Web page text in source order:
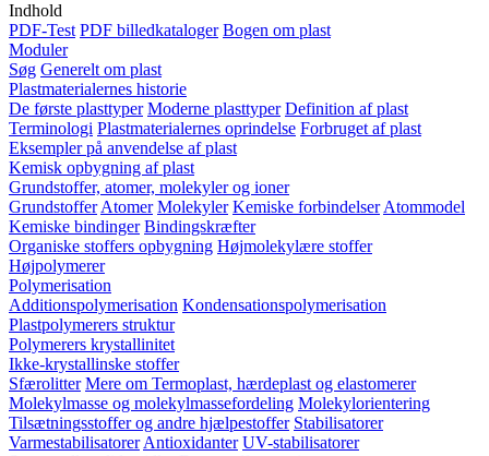
Indhold
PDF-Test PDF billedkataloger Bogen om plast
Moduler
Søg Generelt om plast
Plastmaterialernes historie
De første plasttyper Moderne plasttyper Definition af plast
Terminologi Plastmaterialernes oprindelse Forbruget af plast
Eksempler på anvendelse af plast
Kemisk opbygning af plast
Grundstoffer, atomer, molekyler og ioner
Grundstoffer Atomer Molekyler Kemiske forbindelser Atommodel
Kemiske bindinger Bindingskræfter
Organiske stoffers opbygning Højmolekylære stoffer
Højpolymerer
Polymerisation
Additionspolymerisation Kondensationspolymerisation
Plastpolymerers struktur
Polymerers krystallinitet
Ikke-krystallinske stoffer
Sfærolitter Mere om Termoplast, hærdeplast og elastomerer
Molekylmasse og molekylmassefordeling Molekylorientering
Tilsætningsstoffer og andre hjælpestoffer Stabilisatorer
Varmestabilisatorer Antioxidanter UV-stabilisatorer